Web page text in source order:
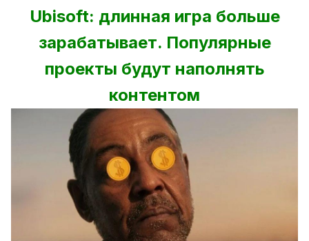
Ubisoft: длинная игра больше
зарабатывает. Популярные
проекты будут наполнять
контентом